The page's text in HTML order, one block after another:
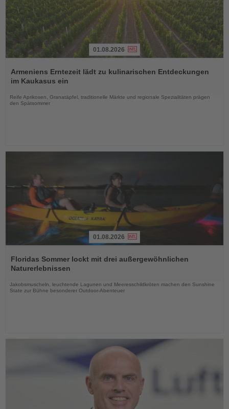
Sie
die
01.08.2026
Armeniens Erntezeit lädt zu kulinarischen Entdeckungen
im Kaukasus ein
Reife Aprikosen, Granatäpfel, traditionelle Märkte und regionale Spezialitäten prägen
den Spätsommer
Sie
die
01.08.2026
Floridas Sommer lockt mit drei außergewöhnlichen
Naturerlebnissen
Jakobsmuscheln, leuchtende Lagunen und Meeresschildkröten machen den Sunshine
State zur Bühne besonderer Outdoor-Abenteuer